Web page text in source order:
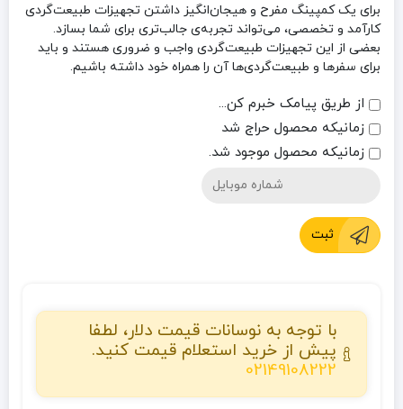
برای یک کمپینگ مفرح و هیجان‌انگیز داشتن تجهیزات طبیعت‌گردی
کارآمد و تخصصی، می‌تواند تجربه‌ی جالب‌تری برای شما بسازد.
بعضی از این تجهیزات طبیعت‌گردی واجب و ضروری هستند و باید
برای سفرها و طبیعت‌گردی‌ها آن را همراه خود داشته باشیم.
از طریق پیامک خبرم کن...
زمانیکه محصول حراج شد
زمانیکه محصول موجود شد.
ثبت
با توجه به نوسانات قیمت دلار، لطفا
پیش از خرید استعلام قیمت کنید.
02149108222